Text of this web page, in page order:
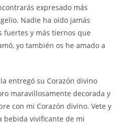
expresado más
Nadie ha oído jamás
fuertes y más tiernos que
yo también os he amado a
entregó su Corazón divino
maravillosamente decorada y
con mi Corazón divino. Vete y
bebida vivificante de mi